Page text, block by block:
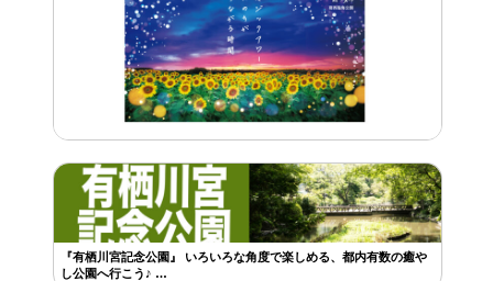
『有栖川宮記念公園』 いろいろな角度で楽しめる、都内有数の癒や
し公園へ行こう♪ …